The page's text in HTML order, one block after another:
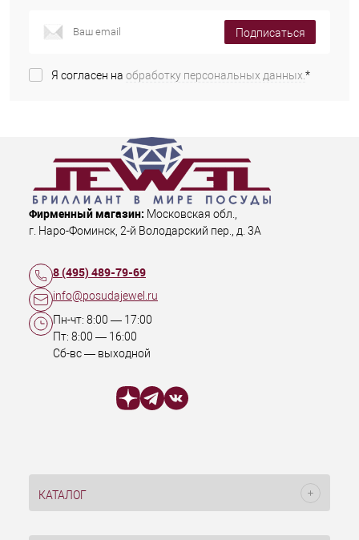
Подписаться
Я согласен на обработку персональных данных.*
Фирменный магазин: Московская обл.,
г. Наро-Фоминск, 2-й Володарский пер., д. 3А
8 (495) 489-79-69
info@posudajewel.ru
Пн-чт: 8:00 — 17:00
Пт: 8:00 — 16:00
Сб-вс — выходной
КАТАЛОГ